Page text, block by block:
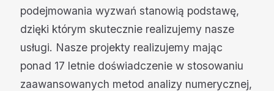
podejmowania wyzwań stanowią podstawę,
dzięki którym skutecznie realizujemy nasze
usługi. Nasze projekty realizujemy mając
ponad 17 letnie doświadczenie w stosowaniu
zaawansowanych metod analizy numerycznej,